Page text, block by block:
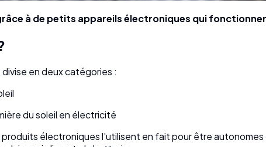
à de petits appareils électroniques qui
en deux catégories :
du soleil en électricité
électroniques l’utilisent en fait pour être autonomes